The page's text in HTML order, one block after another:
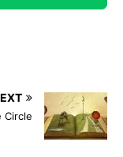
Circle